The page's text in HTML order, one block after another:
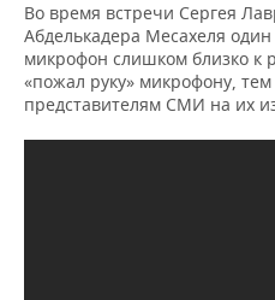
Во время встречи Сергея
Абделькадера Месахеля
микрофон слишком близко к
«пожал руку» микрофону,
представителям СМИ на их